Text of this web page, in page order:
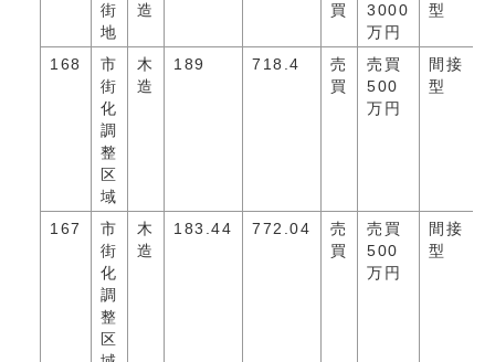
街
地
造
買
3000
万円
型
168
市
街
化
調
整
区
域
木
造
189 718.4
売
買
売買
500
万円
間接
型
167
市
街
化
調
整
区
木
造
183.44 772.04
売
買
売買
500
万円
間接
型